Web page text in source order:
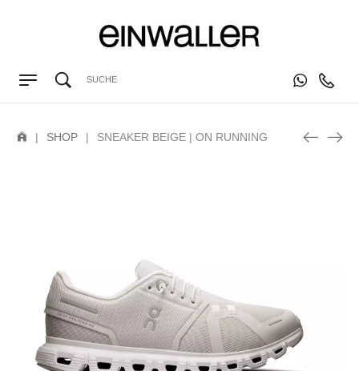
| SHOP | SNEAKER BEIGE | ON RUNNING